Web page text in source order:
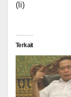
(li)
Terkait